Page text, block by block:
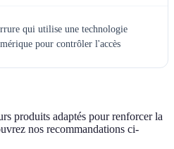
qui utilise une technologie
pour contrôler l'accès
produits adaptés pour renforcer la
nos recommandations ci-